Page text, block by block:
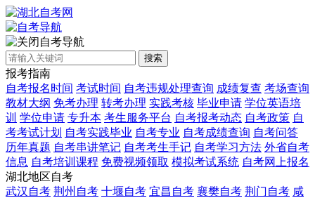
自考导航
搜索
报考指南
自考报名时间 考试时间 自考违规处理查询 成绩复查 考场查询
教材大纲 免考办理 转考办理 实践考核 毕业申请 学位英语培
训 学位申请 专升本 考生服务平台 自考报考动态 自考政策 自
考考试计划 自考实践毕业 自考专业 自考成绩查询 自考问答
历年真题 自考串讲笔记 自考考生手记 自考学习方法 外省自考
信息 自考培训课程 免费视频领取 模拟考试系统 自考网上报名
湖北地区自考
武汉自考 荆州自考 十堰自考 宜昌自考 襄樊自考 荆门自考 咸